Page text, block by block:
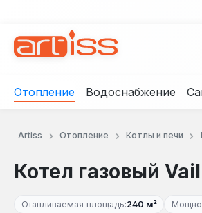
Отопление Водоснабжение
Artiss Отопление Котлы и печи
Котел газовый
Отапливаемая площадь:240 м²